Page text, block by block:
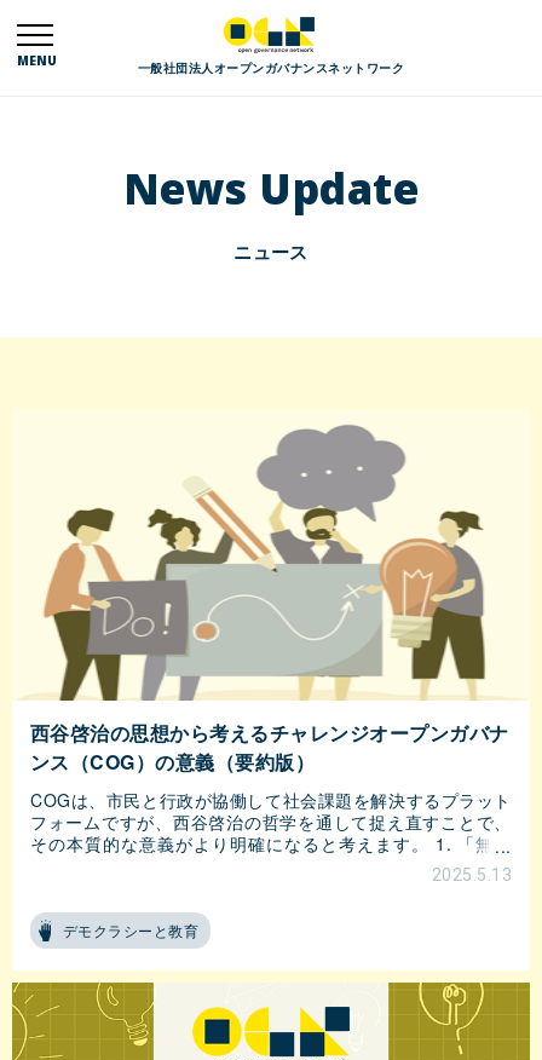
一般社団法人オープンガバナンスネットワーク
MENU
News Update
ニュース
西谷啓治の思想から考えるチャレンジオープンガバナ
ンス（COG）の意義（要約版）
COGは、市民と行政が協働して社会課題を解決するプラット
フォームですが、西谷啓治の哲学を通して捉え直すことで、
その本質的な意義がより明確になると考えます。 1. 「無自
性」に基づく開かれた統治 従来の行政と市民の二元的な関係
2025.5.13
デモクラシーと教育